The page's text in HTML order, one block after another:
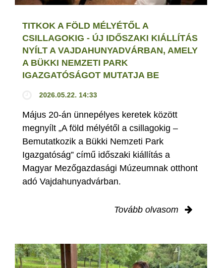
TITKOK A FÖLD MÉLYÉTŐL A
CSILLAGOKIG - ÚJ IDŐSZAKI KIÁLLÍTÁS
NYÍLT A VAJDAHUNYADVÁRBAN, AMELY
A BÜKKI NEMZETI PARK
IGAZGATÓSÁGOT MUTATJA BE
2026.05.22. 14:33
Május 20-án ünnepélyes keretek között
megnyílt „A föld mélyétől a csillagokig –
Bemutatkozik a Bükki Nemzeti Park
Igazgatóság” című időszaki kiállítás a
Magyar Mezőgazdasági Múzeumnak otthont
adó Vajdahunyadvárban.
Tovább olvasom